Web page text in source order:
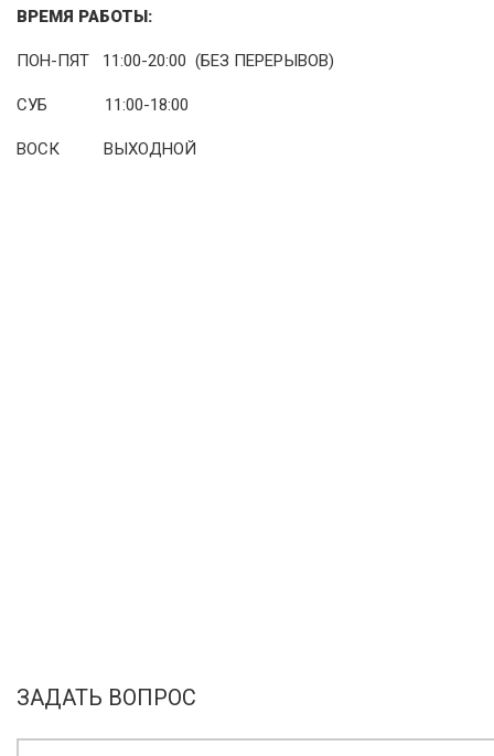
ВРЕМЯ РАБОТЫ:
ПОН-ПЯТ 11:00-20:00 (БЕЗ ПЕРЕРЫВОВ)
СУБ 11:00-18:00
ВОСК ВЫХОДНОЙ
ЗАДАТЬ ВОПРОС